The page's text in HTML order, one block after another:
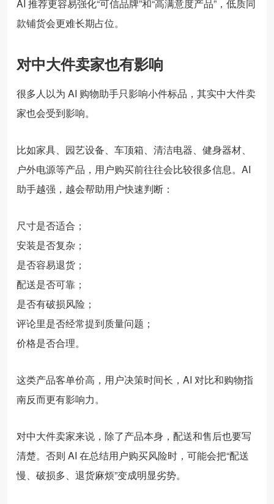
AI 推荐更容易强化“可信品牌”和“高满意度产品”，低质同
款铺货会更难长期占位。
对中大件卖家也有影响
很多人以为 AI 购物助手只影响小件标品，其实中大件卖
家也会受到影响。
比如家具、园艺设备、车顶箱、清洁电器、健身器材、
户外电源等产品，用户购买前往往会比较很多信息。AI
助手越强，越会帮助用户快速判断：
尺寸是否适合；
安装是否复杂；
是否容易退货；
配送是否可靠；
是否有破损风险；
评论里是否经常提到质量问题；
价格是否合理。
这类产品客单价高，用户决策时间长，AI 对比和购物指
南反而更有影响力。
对中大件卖家来说，除了产品本身，配送和售后也要写
清楚。否则 AI 在总结用户购买风险时，可能会把“配送
慢、破损多、退货麻烦”变成明显劣势。